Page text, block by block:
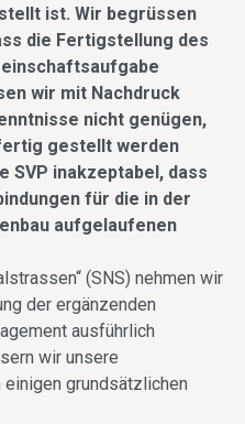
ist. Wir begrüssen
die Fertigstellung des
wir mit Nachdruck
nicht genügen,
gestellt werden
SVP inakzeptabel, dass
für die in der
aufgelaufenen
(SNS) nehmen wir
der ergänzenden
ausführlich
wir unsere
grundsätzlichen